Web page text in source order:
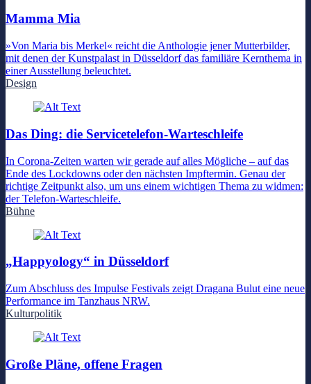
Mamma Mia
»Von Maria bis Merkel« reicht die Anthologie jener Mutterbilder,
mit denen der Kunstpalast in Düsseldorf das familiäre Kernthema in
einer Ausstellung beleuchtet.
Design
Das Ding: die Servicetelefon-Warteschleife
In Corona-Zeiten warten wir gerade auf alles Mögliche – auf das
Ende des Lockdowns oder den nächsten Impftermin. Genau der
richtige Zeitpunkt also, um uns einem wichtigen Thema zu widmen:
der Telefon-Warteschleife.
Bühne
„Happyology“ in Düsseldorf
Zum Abschluss des Impulse Festivals zeigt Dragana Bulut eine neue
Performance im Tanzhaus NRW.
Kulturpolitik
Große Pläne, offene Fragen